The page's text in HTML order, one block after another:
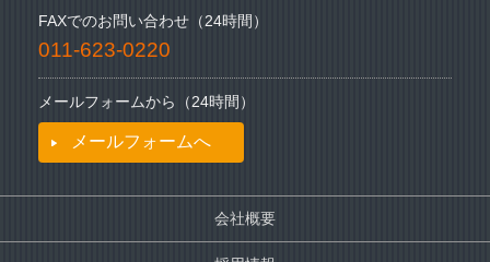
FAXでのお問い合わせ（24時間）
011-623-0220
メールフォームから（24時間）
メールフォームへ
会社概要